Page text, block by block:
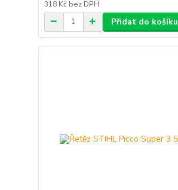
318 Kč bez DPH
Přidat do košíku